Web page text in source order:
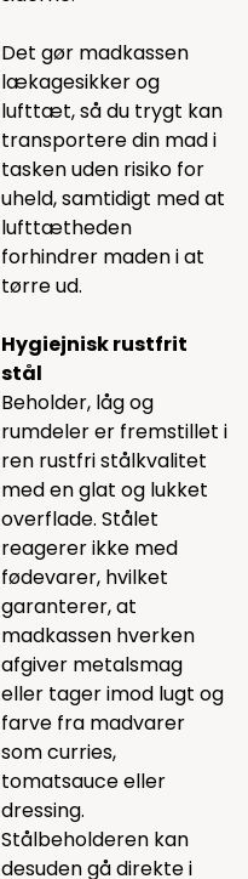
Det gør madkassen
lækagesikker og
lufttæt, så du trygt kan
transportere din mad i
tasken uden risiko for
uheld, samtidigt med at
lufttætheden
forhindrer maden i at
tørre ud.
Hygiejnisk rustfrit
stål
Beholder, låg og
rumdeler er fremstillet i
ren rustfri stålkvalitet
med en glat og lukket
overflade. Stålet
reagerer ikke med
fødevarer, hvilket
garanterer, at
madkassen hverken
afgiver metalsmag
eller tager imod lugt og
farve fra madvarer
som curries,
tomatsauce eller
dressing.
Stålbeholderen kan
desuden gå direkte i